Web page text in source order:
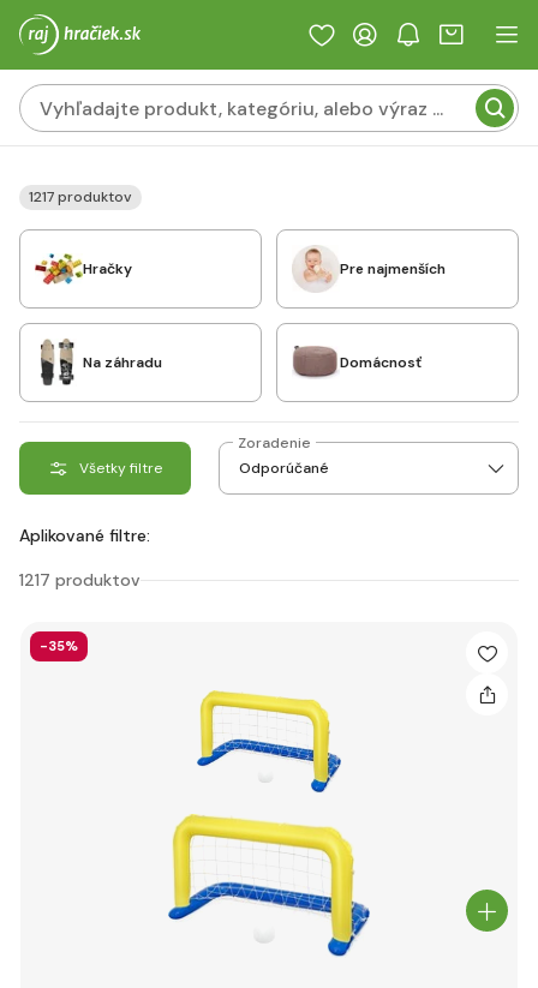
1217 produktov
Hračky Pre najmenších
Na záhradu Domácnosť
Všetky filtre
Zoradenie
Aplikované filtre:
1217 produktov
-35%